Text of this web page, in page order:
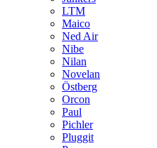
LTM
Maico
Ned Air
Nibe
Nilan
Novelan
Östberg
Orcon
Paul
Pichler
Pluggit